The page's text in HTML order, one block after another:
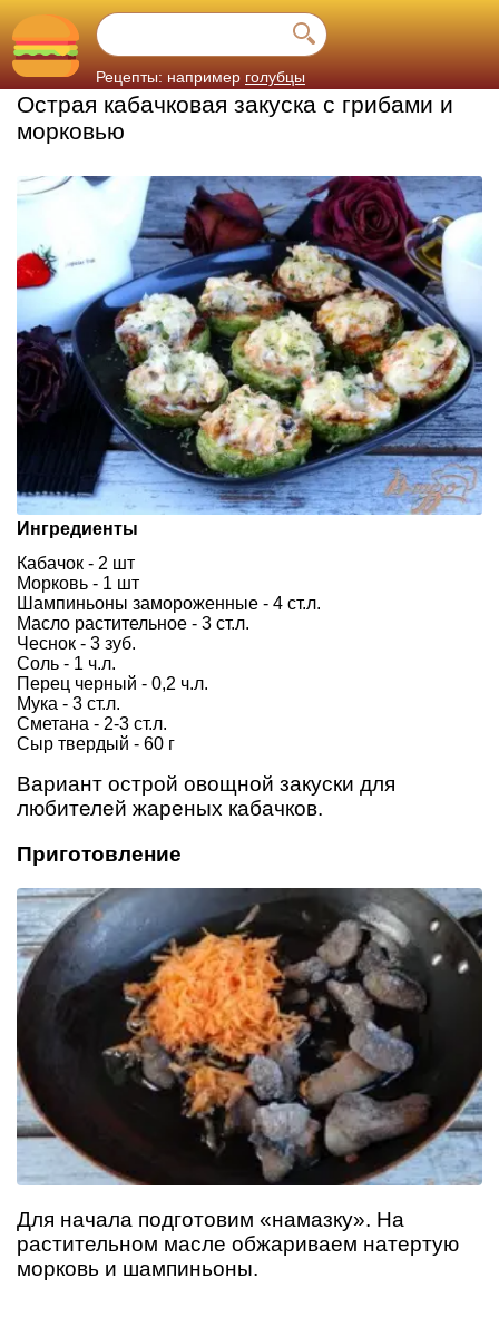
Рецепты: например голубцы
Острая кабачковая закуска с грибами и
морковью
Ингредиенты
Кабачок - 2 шт
Морковь - 1 шт
Шампиньоны замороженные - 4 ст.л.
Масло растительное - 3 ст.л.
Чеснок - 3 зуб.
Соль - 1 ч.л.
Перец черный - 0,2 ч.л.
Мука - 3 ст.л.
Сметана - 2-3 ст.л.
Сыр твердый - 60 г
Вариант острой овощной закуски для
любителей жареных кабачков.
Приготовление
Для начала подготовим «намазку». На
растительном масле обжариваем натертую
морковь и шампиньоны.